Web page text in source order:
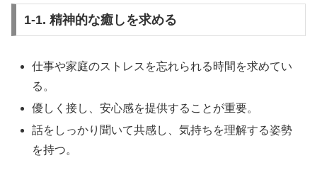
1-1. 精神的な癒しを求める
仕事や家庭のストレスを忘れられる時間を求めてい
る。
優しく接し、安心感を提供することが重要。
話をしっかり聞いて共感し、気持ちを理解する姿勢
を持つ。